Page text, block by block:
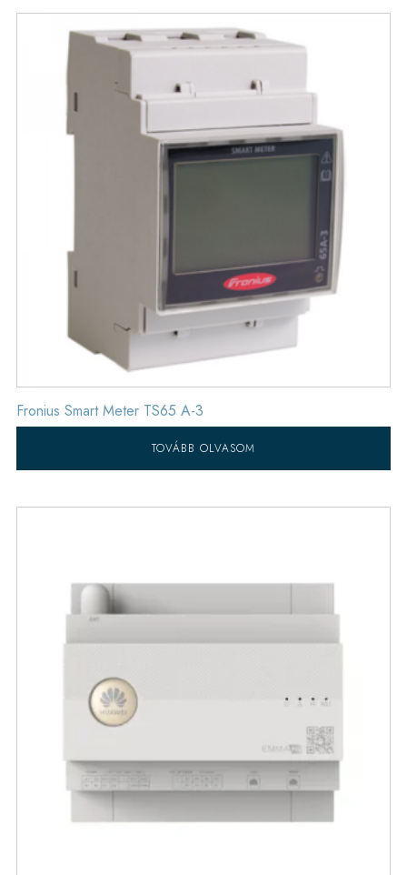
Fronius Smart Meter TS65 A-3
TOVÁBB OLVASOM